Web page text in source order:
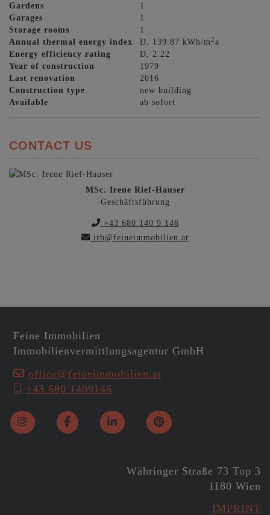
Gardens
1
Garages
1
Storage rooms
1
Annual thermal energy index
D, 139.87 kWh/m2a
Energy efficiency rating
D, 2.22
Year of construction
1979
Last renovation
2016
Construction type
new building
Available
ab sofort
CONTACT US
MSc. Irene Rief-Hauser
Geschäftsführung
+43 680 140 9 146
irh@feineimmobilien.at
Feine Immobilien
Immobilienvermittlungsagentur GmbH
office@feineimmobilien.at
+43 680 1409146
Währinger Straße 73 Top 3
1180 Wien
IMPRINT